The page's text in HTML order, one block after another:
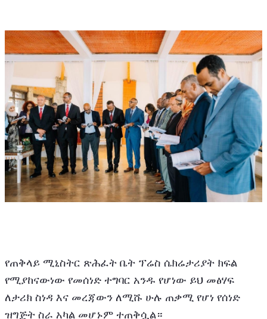
የጠቅላይ ሚኒስትር ጽሕፈት ቤት ፕሬስ ሴክሬታሪያት ክፍል
የሚያከናውነው የመሰነድ ተግባር አንዱ የሆነው ይህ መፅሃፍ
ለታሪክ ስነዳ እና መረጃውን ለሚሹ ሁሉ ጠቃሚ የሆነ የሰነድ
ዝግጅት ስራ አካል መሆኑም ተጠቅሷል።